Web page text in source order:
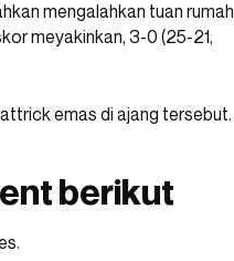
mengalahkan tuan rumah
meyakinkan, 3-0 (25-21,
emas di ajang tersebut.
berikut